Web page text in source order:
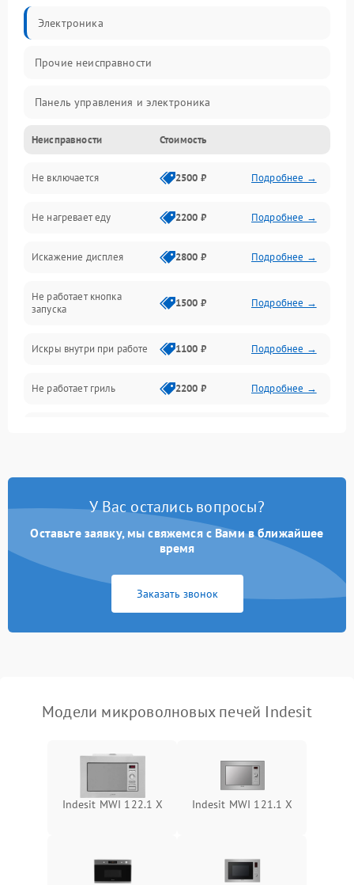
Электроника
Прочие неисправности
Панель управления и электроника
Дверца и корпус
Механика и внутренние элементы
Механические повреждения
Питание и запуск
Нагрев и приготовление
Программное обеспечение
Неисправности Стоимость
Не включается 2500 ₽ Подробнее →
Не нагревает еду 2200 ₽ Подробнее →
Искажение дисплея 2800 ₽ Подробнее →
Не работает кнопка
запуска
1500 ₽ Подробнее →
Искры внутри при работе 1100 ₽ Подробнее →
Не работает гриль 2200 ₽ Подробнее →
Появление запаха гари 2400 ₽ Подробнее →
Проблемы с вентилятором 2000 ₽
Поломка системы
охлаждения
Подробнее →
Не работают сенсорные
Сломался трансформатор Подробнее →
У Вас остались вопросы?
Оставьте заявку, мы свяжемся с Вами в ближайшее
время
Заказать звонок
Модели микроволновых печей Indesit
Indesit MWI 122.1 X Indesit MWI 121.1 X